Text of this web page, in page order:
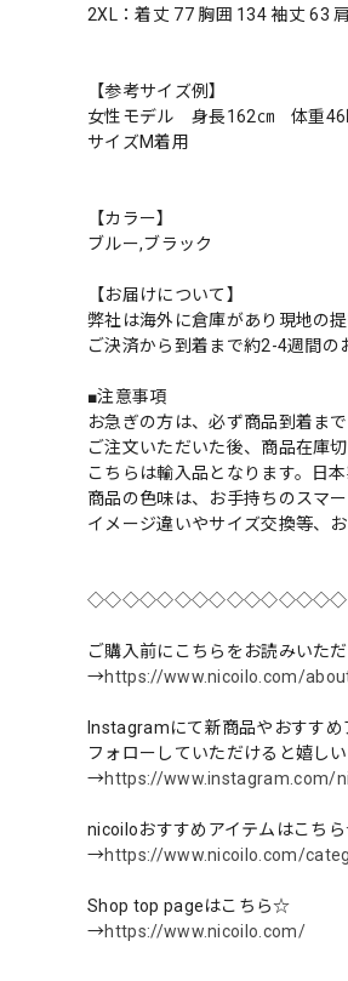
2XL：着丈 77 胸囲 134 袖丈 63
【参考サイズ例】
女性モデル 身長162㎝ 体重46
サイズM着用
【カラー】
ブルー,ブラック
【お届けについて】
弊社は海外に倉庫があり現地の
ご決済から到着まで約2-4週間の
■注意事項
お急ぎの方は、必ず商品到着ま
ご注文いただいた後、商品在庫
こちらは輸入品となります。日
商品の色味は、お手持ちのスマ
イメージ違いやサイズ交換等、
ご購入前にこちらをお読みいた
→https://www.nicoilo.com/
Instagramにて新商品やおすすめ
フォローしていただけると嬉
→https://www.instagram.com/
nicoiloおすすめアイテムはこち
→https://www.nicoilo.com/
Shop top pageはこちら☆
→https://www.nicoilo.com/